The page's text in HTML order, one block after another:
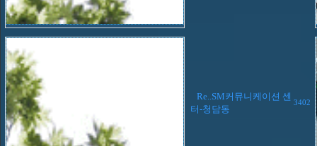
Re..SM커뮤니케이션 센
터-청담동
3402